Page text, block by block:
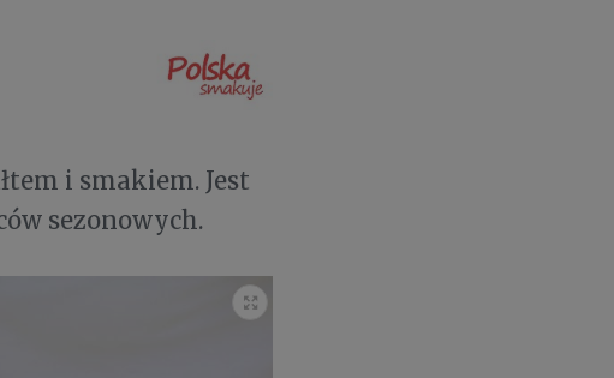
i smakiem. Jest
sezonowych.